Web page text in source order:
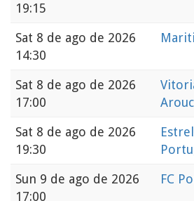
19:15
Sat 8 de ago de 2026
14:30
Sat 8 de ago de 2026
17:00
Sat 8 de ago de 2026
19:30
Sun 9 de ago de 2026
17:00
FC